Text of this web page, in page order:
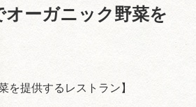
オーガニック野菜を
を提供するレストラン】